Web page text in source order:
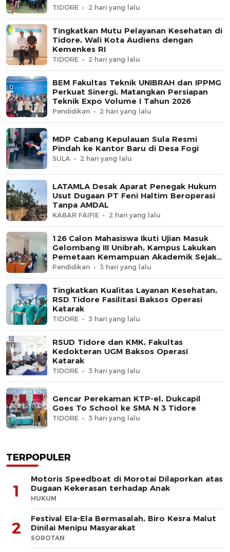
TIDORE 2 hari yang lalu
Tingkatkan Mutu Pelayanan Kesehatan di
Tidore, Wali Kota Audiens dengan
Kemenkes RI
TIDORE 2 hari yang lalu
BEM Fakultas Teknik UNIBRAH dan IPPMG
Perkuat Sinergi, Matangkan Persiapan
Teknik Expo Volume I Tahun 2026
Pendidikan 2 hari yang lalu
MDP Cabang Kepulauan Sula Resmi
Pindah ke Kantor Baru di Desa Fogi
SULA 2 hari yang lalu
LATAMLA Desak Aparat Penegak Hukum
Usut Dugaan PT Feni Haltim Beroperasi
Tanpa AMDAL
KABAR FAIFIE 2 hari yang lalu
126 Calon Mahasiswa Ikuti Ujian Masuk
Gelombang III Unibrah, Kampus Lakukan
Pemetaan Kemampuan Akademik Sejak
Awal
Pendidikan 3 hari yang lalu
Tingkatkan Kualitas Layanan Kesehatan,
RSD Tidore Fasilitasi Baksos Operasi
Katarak
TIDORE 3 hari yang lalu
RSUD Tidore dan KMK, Fakultas
Kedokteran UGM Baksos Operasi
Katarak
TIDORE 3 hari yang lalu
Gencar Perekaman KTP-el, Dukcapil
Goes To School ke SMA N 3 Tidore
TIDORE 3 hari yang lalu
TERPOPULER
1
Motoris Speedboat di Morotai Dilaporkan atas
Dugaan Kekerasan terhadap Anak
HUKUM
2
Festival Ela-Ela Bermasalah, Biro Kesra Malut
Dinilai Menipu Masyarakat
SOROTAN